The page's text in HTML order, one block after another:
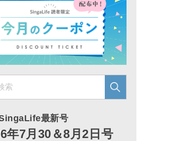
最新号
年7月30＆8月2日号